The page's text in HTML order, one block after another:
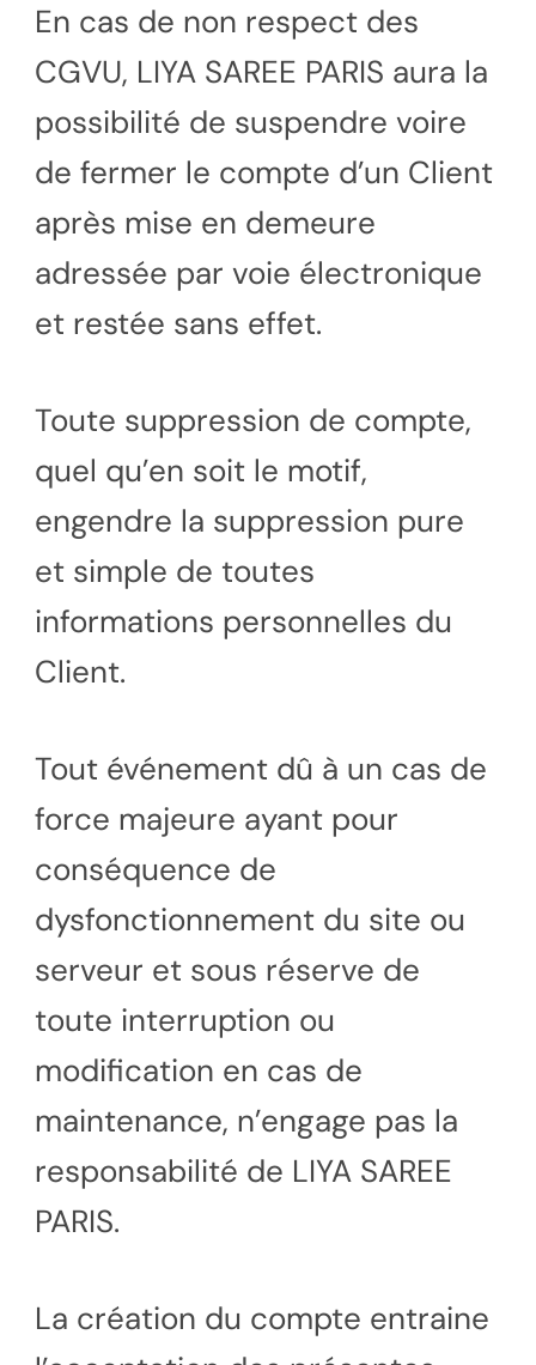
En cas de non respect des
CGVU, LIYA SAREE PARIS aura la
possibilité de suspendre voire
de fermer le compte d’un Client
après mise en demeure
adressée par voie électronique
et restée sans effet.
Toute suppression de compte,
quel qu’en soit le motif,
engendre la suppression pure
et simple de toutes
informations personnelles du
Client.
Tout événement dû à un cas de
force majeure ayant pour
conséquence de
dysfonctionnement du site ou
serveur et sous réserve de
toute interruption ou
modification en cas de
maintenance, n’engage pas la
responsabilité de LIYA SAREE
PARIS.
La création du compte entraine